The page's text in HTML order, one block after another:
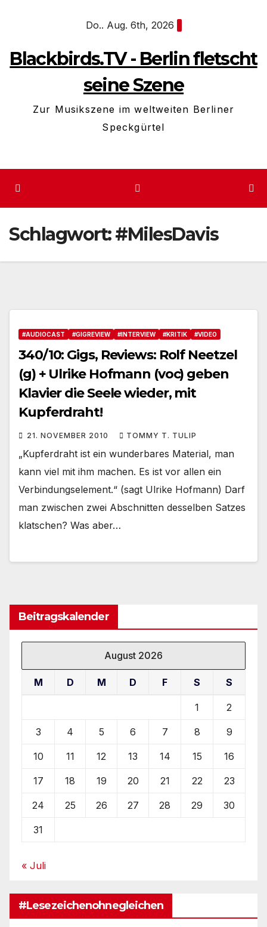
Do.. Aug. 6th, 2026
Blackbirds.TV - Berlin fletscht
seine Szene
Zur Musikszene im weltweiten Berliner
Speckgürtel
Schlagwort:#MilesDavis
#AUDIOCAST #GIGREVIEW #INTERVIEW #KRITIK #VIDEO
340/10: Gigs, Reviews: Rolf Neetzel
(g) + Ulrike Hofmann (voc) geben
Klavier die Seele wieder, mit
Kupferdraht!
21. NOVEMBER 2010 TOMMY T. TULIP
„Kupferdraht ist ein wunderbares Material, man
kann viel mit ihm machen. Es ist vor allen ein
Verbindungselement.“ (sagt Ulrike Hofmann) Darf
man zwischen zwei Abschnitten desselben Satzes
klatschen? Was aber…
Beitragskalender
August 2026
M D M D F S S
1 2
3 4 5 6 7 8 9
10 11 12 13 14 15 16
17 18 19 20 21 22 23
24 25 26 27 28 29 30
31
« Juli
#Lesezeichenohnegleichen